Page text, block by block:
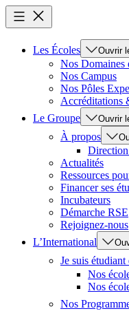
Les Écoles Ouvrir
Nos Domaines
Nos Campus
Nos Pôles
Accréditations
Le Groupe
Ouvrir
À propos
Actualités
Ressources
Financer ses
Incubateurs
Démarche RSE
Rejoignez-nous
L’International
Je suis étudiant
Nos
Nos
Nos